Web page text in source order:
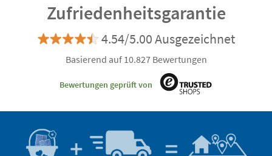
Zufriedenheitsgarantie
4.54/5.00 Ausgezeichnet
Basierend auf 10.827 Bewertungen
Bewertungen geprüft von